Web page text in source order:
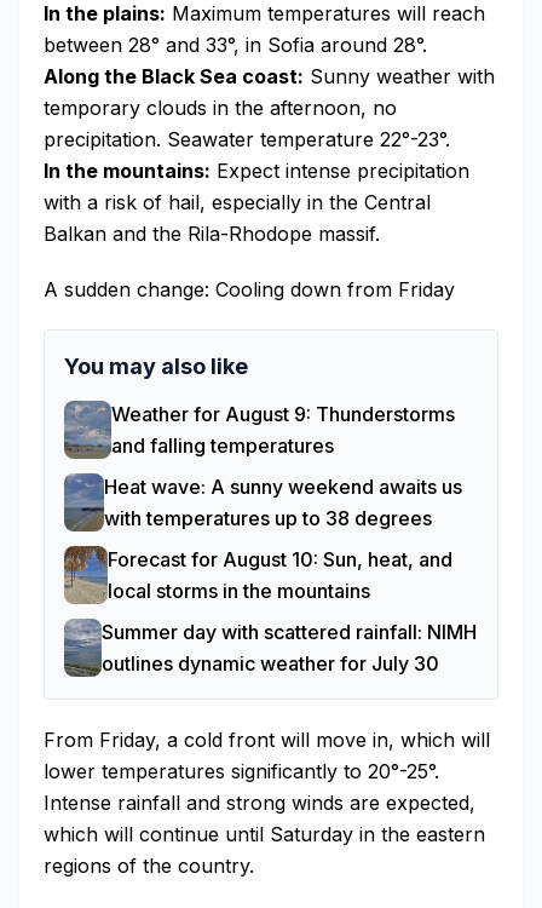
In the plains: Maximum temperatures will reach
between 28° and 33°, in Sofia around 28°.
Along the Black Sea coast: Sunny weather with
temporary clouds in the afternoon, no
precipitation. Seawater temperature 22°-23°.
In the mountains: Expect intense precipitation
with a risk of hail, especially in the Central
Balkan and the Rila-Rhodope massif.
A sudden change: Cooling down from Friday
You may also like
Weather for August 9: Thunderstorms
and falling temperatures
Heat wave: A sunny weekend awaits us
with temperatures up to 38 degrees
Forecast for August 10: Sun, heat, and
local storms in the mountains
Summer day with scattered rainfall: NIMH
outlines dynamic weather for July 30
From Friday, a cold front will move in, which will
lower temperatures significantly to 20°-25°.
Intense rainfall and strong winds are expected,
which will continue until Saturday in the eastern
regions of the country.